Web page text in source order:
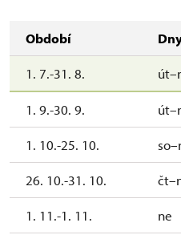
Období
1. 7.-31. 8.
1. 9.-30. 9.
1. 10.-25. 10.
26. 10.-31. 10.
1. 11.-1. 11. ne